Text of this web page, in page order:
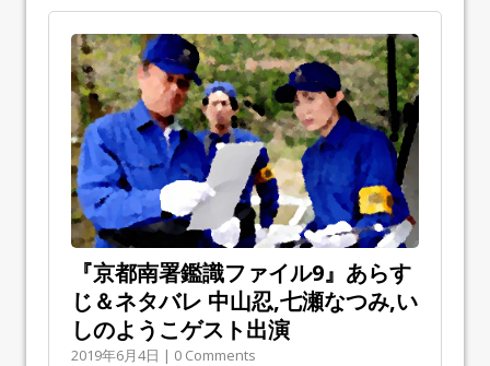
『京都南署鑑識ファイル9』あらす
じ＆ネタバレ 中山忍,七瀬なつみ,い
しのようこゲスト出演
2019年6月4日 | 0 Comments